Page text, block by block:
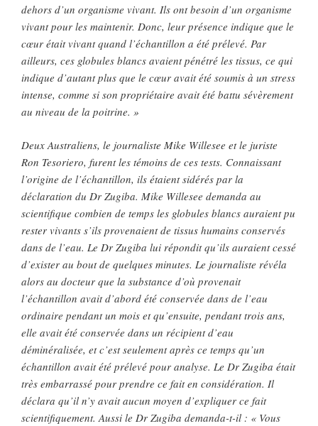
dehors d’un organisme vivant. Ils ont besoin d’un organisme
vivant pour les maintenir. Donc, leur présence indique que le
cœur était vivant quand l’échantillon a été prélevé. Par
ailleurs, ces globules blancs avaient pénétré les tissus, ce qui
indique d’autant plus que le cœur avait été soumis à un stress
intense, comme si son propriétaire avait été battu sévèrement
au niveau de la poitrine. »
Deux Australiens, le journaliste Mike Willesee et le juriste
Ron Tesoriero, furent les témoins de ces tests. Connaissant
l’origine de l’échantillon, ils étaient sidérés par la
déclaration du Dr Zugiba. Mike Willesee demanda au
scientifique combien de temps les globules blancs auraient pu
rester vivants s’ils provenaient de tissus humains conservés
dans de l’eau. Le Dr Zugiba lui répondit qu’ils auraient cessé
d’exister au bout de quelques minutes. Le journaliste révéla
alors au docteur que la substance d’où provenait
l’échantillon avait d’abord été conservée dans de l’eau
ordinaire pendant un mois et qu’ensuite, pendant trois ans,
elle avait été conservée dans un récipient d’eau
déminéralisée, et c’est seulement après ce temps qu’un
échantillon avait été prélevé pour analyse. Le Dr Zugiba était
très embarrassé pour prendre ce fait en considération. Il
déclara qu’il n’y avait aucun moyen d’expliquer ce fait
scientifiquement. Aussi le Dr Zugiba demanda-t-il : « Vous